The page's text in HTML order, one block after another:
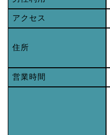
アクセス
住所
営業時間